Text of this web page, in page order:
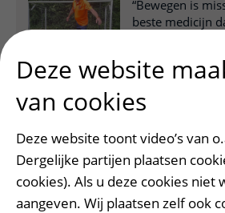
“Bewegen is
beste medicijn
Waarom
gezond je bent?
Deze website
van cookies
Deze website toont video’s van
Dergelijke partijen plaatsen
cookies). Als u deze cookies niet
aangeven. Wij plaatsen zelf ook